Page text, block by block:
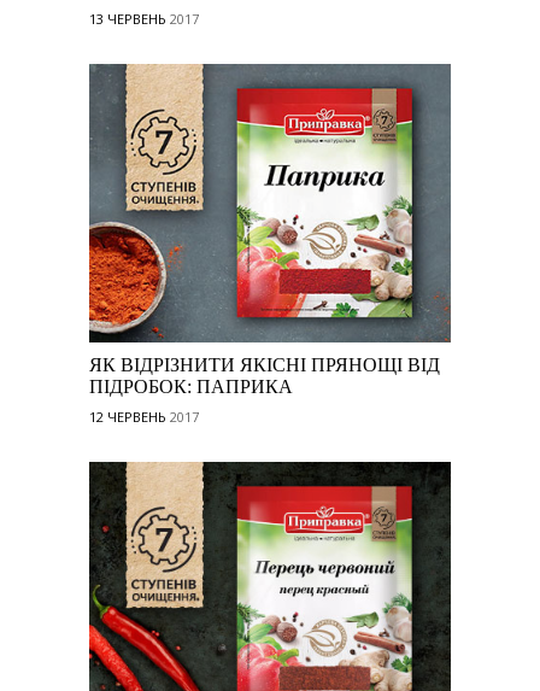
13 ЧЕРВЕНЬ 2017
ЯК ВІДРІЗНИТИ ЯКІСНІ ПРЯНОЩІ ВІД
ПІДРОБОК: ПАПРИКА
12 ЧЕРВЕНЬ 2017